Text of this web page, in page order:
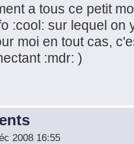
a tous ce petit
:cool: sur lequel on
moi en tout cas,
:mdr: )
2008 16:55